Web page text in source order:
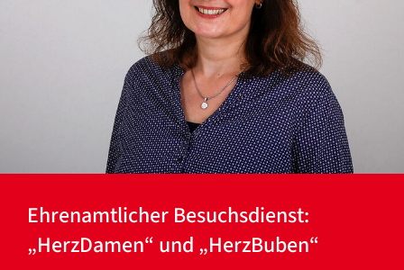
Ehrenamtlicher Besuchsdienst:
„HerzDamen“ und „HerzBuben“